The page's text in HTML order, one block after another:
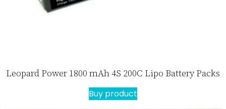
Leopard Power 1800 mAh 4S 200C Lipo Battery Packs
Buy product